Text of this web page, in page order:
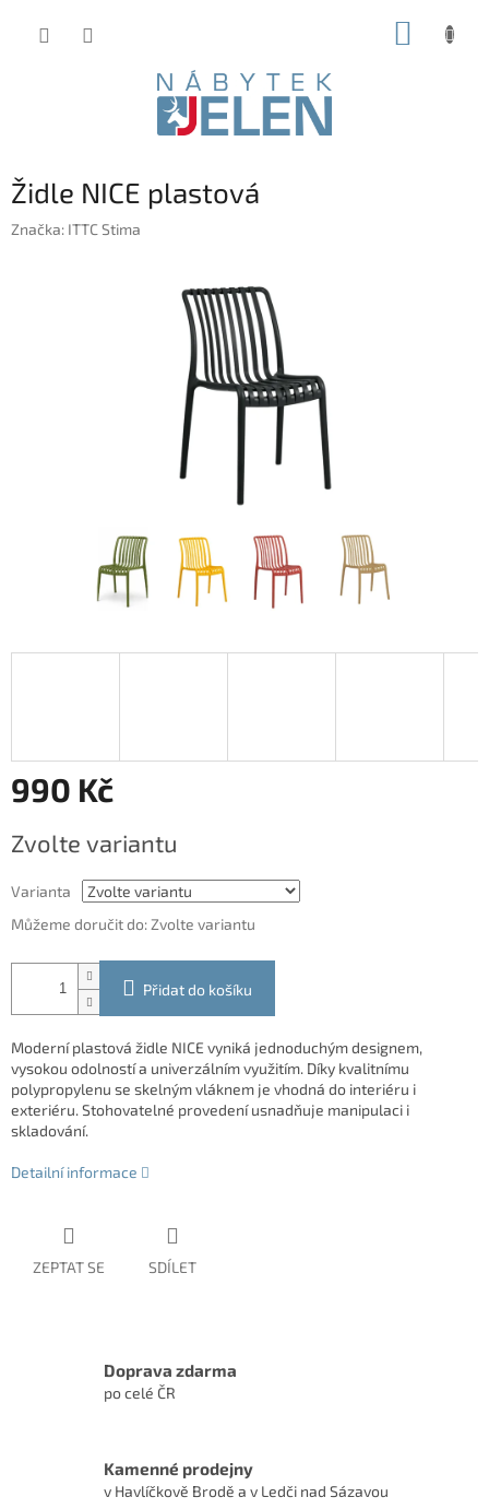
Židle NICE plastová
Značka: ITTC Stima
990 Kč
cena:
Zvolte variantu
Varianta
Můžeme doručit do: Zvolte variantu
Přidat do košíku
Moderní plastová židle NICE vyniká jednoduchým designem,
vysokou odolností a univerzálním využitím. Díky kvalitnímu
polypropylenu se skelným vláknem je vhodná do interiéru i
exteriéru. Stohovatelné provedení usnadňuje manipulaci i
skladování.
Detailní informace
ZEPTAT SE SDÍLET
Doprava zdarma
po celé ČR
Kamenné prodejny
v Havlíčkově Brodě a v Ledči nad Sázavou